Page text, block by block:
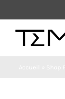
au
contenu